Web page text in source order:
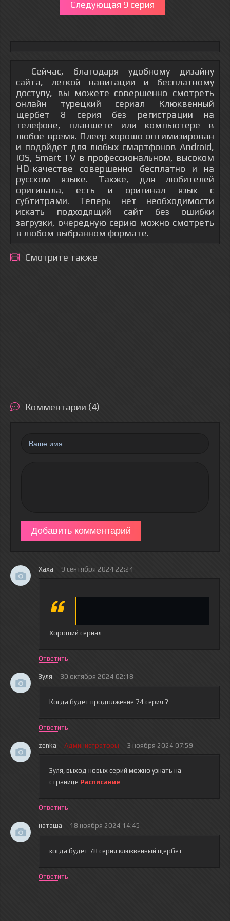
Следующая 9 серия
Сейчас, благодаря удобному дизайну
сайта, легкой навигации и бесплатному
доступу, вы можете совершенно смотреть
онлайн турецкий сериал Клюквенный
щербет 8 серия без регистрации на
телефоне, планшете или компьютере в
любое время. Плеер хорошо оптимизирован
и подойдет для любых смартфонов Android,
IOS, Smart TV в профессиональном, высоком
HD-качестве совершенно бесплатно и на
русском языке. Также, для любителей
оригинала, есть и оригинал язык с
субтитрами. Теперь нет необходимости
искать подходящий сайт без ошибки
загрузки, очередную серию можно смотреть
в любом выбранном формате.
Смотрите также
Комментарии (4)
Добавить комментарий
Хаха 9 сентября 2024 22:24
Хороший сериал
Ответить
Зуля 30 октября 2024 02:18
Когда будет продолжение 74 серия ?
Ответить
zenka Администраторы 3 ноября 2024 07:59
Зуля, выход новых серий можно узнать на
странице Расписание
Ответить
наташа 18 ноября 2024 14:45
когда будет 78 серия клюквенный щербет
Ответить